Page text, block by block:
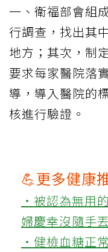
一、衛福部會組
行調查，找出其
地方；其次，制
要求每家醫院落
導，導入醫院的
核進行驗證。
💪更多健康
‧被認為無用
婦慶幸沒隨手
‧健檢血糖正